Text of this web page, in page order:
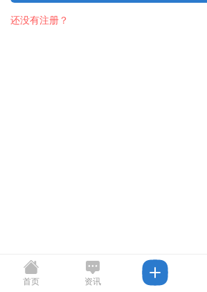
还没有注册？
首页 资讯